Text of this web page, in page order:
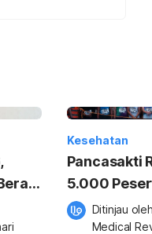
Kesehatan
Pancasakti
5.000
lewatDitinjau oleh
Medical